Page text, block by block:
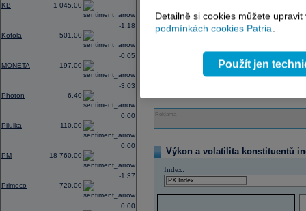
KB 1 045,00
Kofola 501,00
-1,18
MONETA 197,00
-0,05
Photon 6,40
-3,03
Pilulka 110,00
0,00
PM 18 760,00
0,00
Primoco 720,00
-1,37
0,00
Reklama
Výkon a volatilita konstituentů
Index:
Detailně si cookies můžete
podmínkách cookies Patria.
Použít jen